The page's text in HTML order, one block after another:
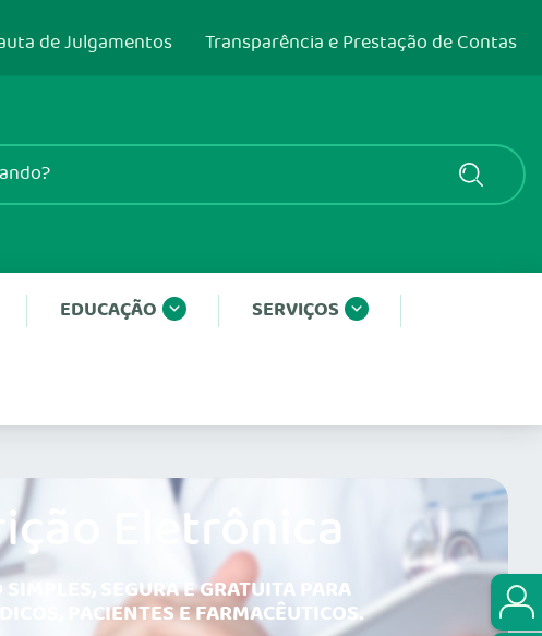
de Julgamentos Transparência e Prestação de Contas
EDUCAÇÃO SERVIÇOS
Eletrônica
SEGURA E GRATUITA PARA
PACIENTES E FARMACÊUTICOS.